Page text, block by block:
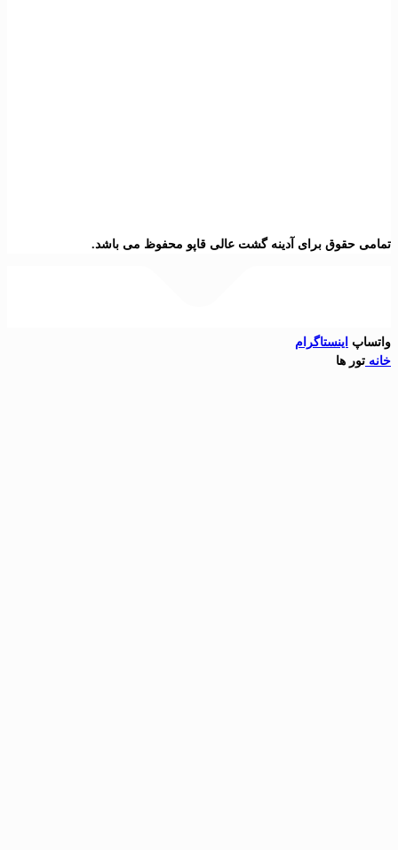
برای آدینه گشت عالی قاپو محفوظ می باشد.